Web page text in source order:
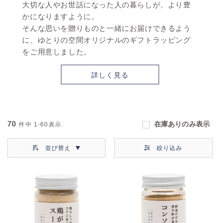
大切な人やお世話になった人の暮らしが、より豊
かになりますように。
そんな思いを贈りものと一緒にお届けできるよう
に、ゆとりの空間オリジナルのギフトラッピング
をご用意しました。
詳しく見る
70 件中 1-60表示 在庫ありのみ表示
並び替え 絞り込み